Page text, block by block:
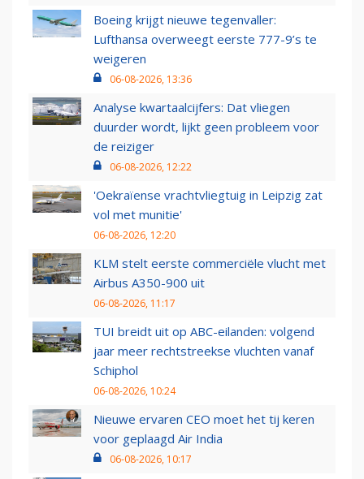
Boeing krijgt nieuwe tegenvaller:
Lufthansa overweegt eerste 777-9’s te
weigeren
06-08-2026, 13:36
Analyse kwartaalcijfers: Dat vliegen
duurder wordt, lijkt geen probleem voor
de reiziger
06-08-2026, 12:22
'Oekraïense vrachtvliegtuig in Leipzig zat
vol met munitie'
06-08-2026, 12:20
KLM stelt eerste commerciële vlucht met
Airbus A350-900 uit
06-08-2026, 11:17
TUI breidt uit op ABC-eilanden: volgend
jaar meer rechtstreekse vluchten vanaf
Schiphol
06-08-2026, 10:24
Nieuwe ervaren CEO moet het tij keren
voor geplaagd Air India
06-08-2026, 10:17